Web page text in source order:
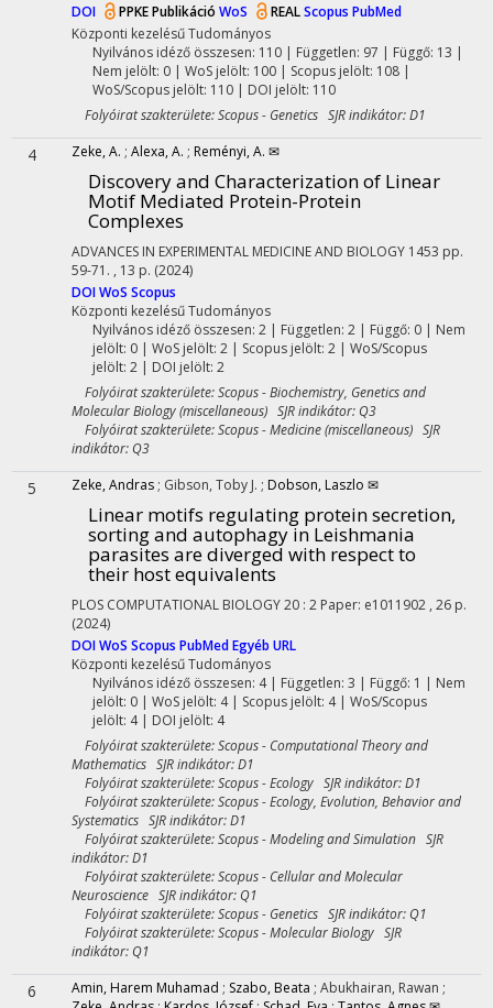
DOI
PPKE Publikáció WoS REALScopus PubMed
Központi kezelésűTudományos
Nyilvános idéző összesen: 110| Független: 97 | Függő: 13 |
Nem jelölt: 0 | WoS jelölt: 100 | Scopus jelölt: 108 |
WoS/Scopus jelölt: 110 | DOI jelölt: 110
Folyóirat szakterülete: Scopus - Genetics SJR indikátor: D1
4 Zeke, A. ; Alexa, A. ; Reményi, A. ✉
Discovery and Characterization of Linear
Motif Mediated Protein-Protein
Complexes
ADVANCES IN EXPERIMENTAL MEDICINE AND BIOLOGY 1453 pp.
59-71. , 13 p. (2024)
DOIWoS Scopus
Központi kezelésűTudományos
Nyilvános idéző összesen: 2| Független: 2 | Függő: 0 | Nem
jelölt: 0 | WoS jelölt: 2 | Scopus jelölt: 2 | WoS/Scopus
jelölt: 2 | DOI jelölt: 2
Folyóirat szakterülete: Scopus - Biochemistry, Genetics and
Molecular Biology (miscellaneous) SJR indikátor: Q3
Folyóirat szakterülete: Scopus - Medicine (miscellaneous) SJR
indikátor: Q3
5 Zeke, Andras ; Gibson, Toby J. ; Dobson, Laszlo ✉
Linear motifs regulating protein secretion,
sorting and autophagy in Leishmania
parasites are diverged with respect to
their host equivalents
PLOS COMPUTATIONAL BIOLOGY20 : 2 Paper: e1011902 , 26 p.
(2024)
DOIWoS Scopus PubMedEgyéb URL
Központi kezelésűTudományos
Nyilvános idéző összesen: 4| Független: 3 | Függő: 1 | Nem
jelölt: 0 | WoS jelölt: 4 | Scopus jelölt: 4 | WoS/Scopus
jelölt: 4 | DOI jelölt: 4
Folyóirat szakterülete: Scopus - Computational Theory and
Mathematics SJR indikátor: D1
Folyóirat szakterülete: Scopus - Ecology SJR indikátor: D1
Folyóirat szakterülete: Scopus - Ecology, Evolution, Behavior and
Systematics SJR indikátor: D1
Folyóirat szakterülete: Scopus - Modeling and Simulation SJR
indikátor: D1
Folyóirat szakterülete: Scopus - Cellular and Molecular
Neuroscience SJR indikátor: Q1
Folyóirat szakterülete: Scopus - Genetics SJR indikátor: Q1
Folyóirat szakterülete: Scopus - Molecular Biology SJR
indikátor: Q1
6 Amin, Harem Muhamad ; Szabo, Beata ; Abukhairan, Rawan ;